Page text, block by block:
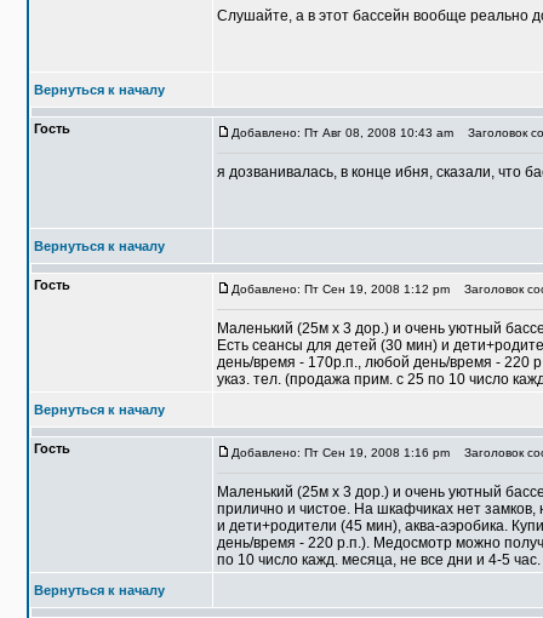
Слушайте, а в этот бассейн вообще реально
Вернуться к началу
Гость Добавлено: Пт Авг 08, 2008 10:43 am Заголовок
я дозванивалась, в конце ибня, сказали, что
Вернуться к началу
Гость Добавлено: Пт Сен 19, 2008 1:12 pm Заголовок
Маленький (25м х 3 дор.) и очень уютный
Есть сеансы для детей (30 мин) и
день/время - 170р.п., любой день/время - 220
указ. тел. (продажа прим. с 25 по 10 число
Вернуться к началу
Гость Добавлено: Пт Сен 19, 2008 1:16 pm Заголовок
Маленький (25м х 3 дор.) и очень уютный
прилично и чистое. На шкафчиках нет
и дети+родители (45 мин), аква-аэробика.
день/время - 220 р.п.). Медосмотр можно
по 10 число кажд. месяца, не все дни и 4-5 час.
Вернуться к началу